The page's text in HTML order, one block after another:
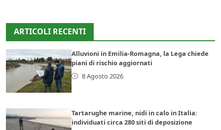
ARTICOLI RECENTI
Alluvioni in Emilia-Romagna, la Lega chiede
piani di rischio aggiornati
8 Agosto 2026
Tartarughe marine, nidi in calo in Italia:
individuati circa 280 siti di deposizione